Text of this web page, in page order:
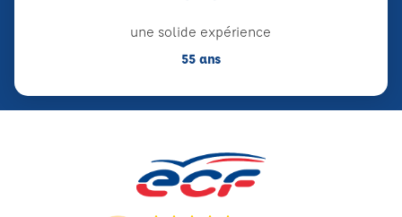
une solide expérience
55 ans